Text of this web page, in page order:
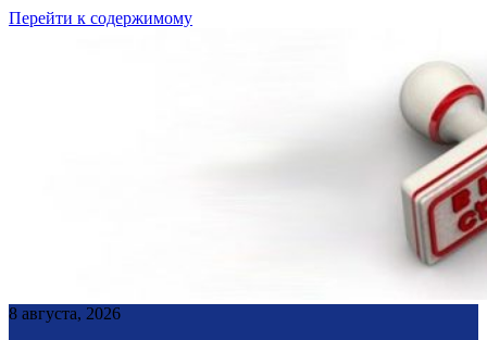
Перейти к содержимому
8 августа, 2026